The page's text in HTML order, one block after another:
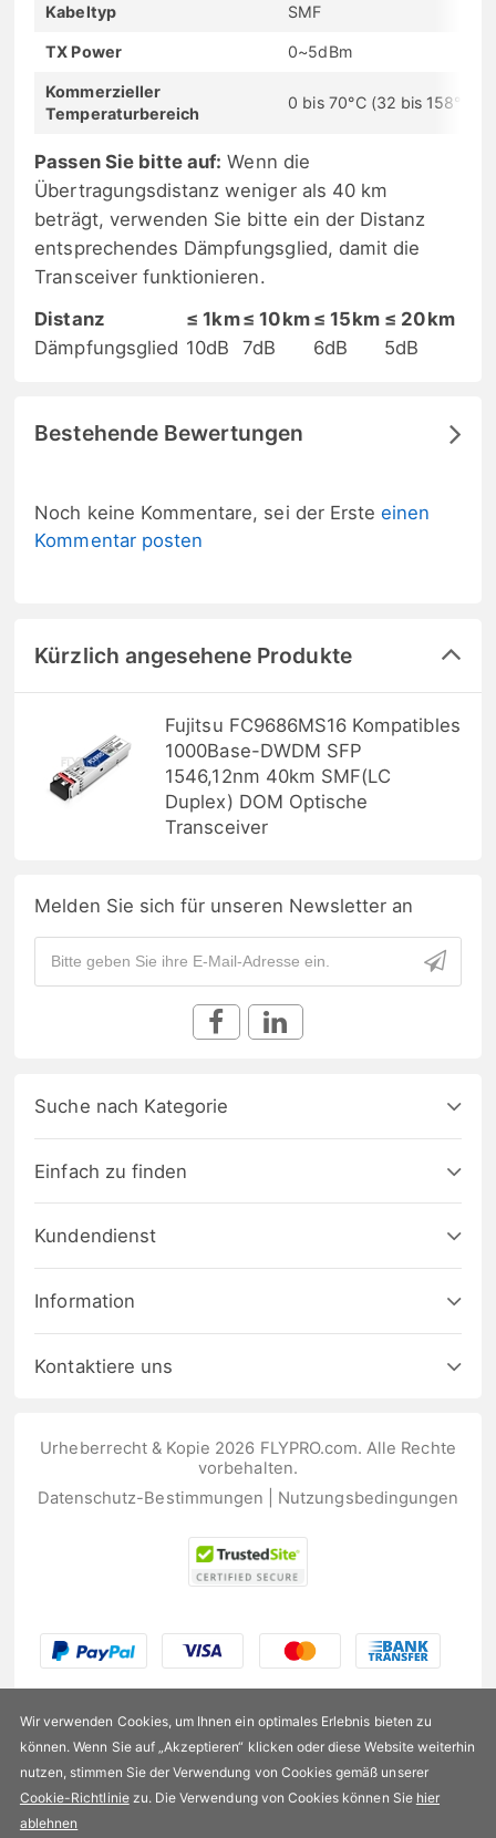
US$176,99
Kabeltyp SMF
TX Power 0~5dBm
Kommerzieller
Temperaturbereich
0 bis 70°C (32 bis 158°F)
Passen Sie bitte auf: Wenn die
Übertragungsdistanz weniger als 40 km
beträgt, verwenden Sie bitte ein der Distanz
entsprechendes Dämpfungsglied, damit die
Transceiver funktionieren.
Distanz
≤ 1km≤ 10km ≤ 15km ≤ 20km
Dämpfungsglied 10dB 7dB 6dB 5dB
Bestehende Bewertungen
Noch keine Kommentare, sei der Ersteeinen
Kommentar posten
Kürzlich angesehene Produkte
Fujitsu FC9686MS16 Kompatibles
1000Base-DWDM SFP
1546,12nm 40km SMF(LC
Duplex) DOM Optische
Transceiver
Melden Sie sich für unseren Newsletter an
Suche nach Kategorie
Einfach zu finden
Kundendienst
Information
Kontaktiere uns
Urheberrecht & Kopie 2026 FLYPRO.com. Alle Rechte
vorbehalten.
Datenschutz-Bestimmungen
Nutzungsbedingungen
Wir verwenden Cookies, um Ihnen ein optimales Erlebnis bieten zu
können. Wenn Sie auf „Akzeptieren“ klicken oder diese Website weiterhin
nutzen, stimmen Sie der Verwendung von Cookies gemäß unserer
Cookie-Richtliniezu. Die Verwendung von Cookies können Sie hier
ablehnen